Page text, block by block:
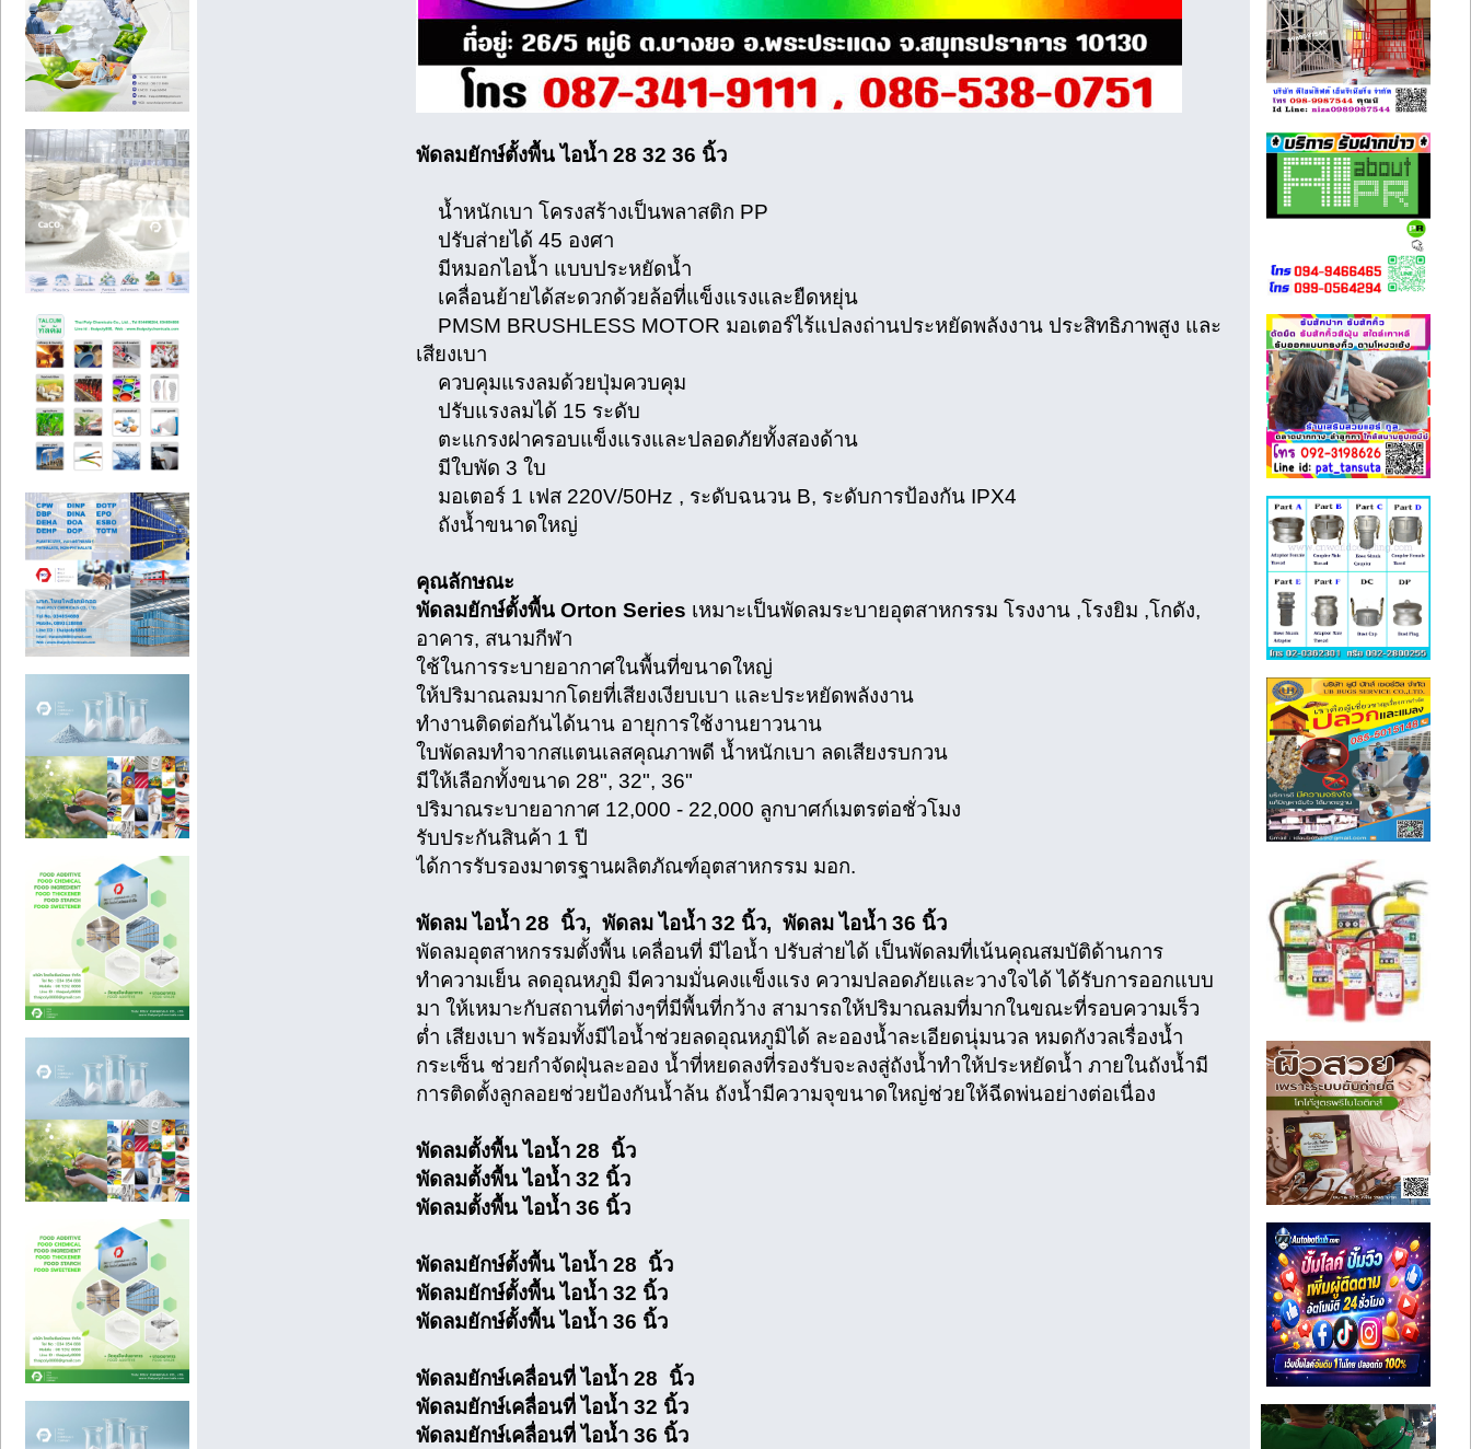
พัดลมยักษ์ตั้งพื้น ไอน้ำ 28 32 36 นิ้ว
น้ำหนักเบา โครงสร้างเป็นพลาสติก PP
ปรับส่ายได้ 45 องศา
มีหมอกไอน้ำ แบบประหยัดน้ำ
เคลื่อนย้ายได้สะดวกด้วยล้อที่แข็งแรงและยืดหยุ่น
PMSM BRUSHLESS MOTOR มอเตอร์ไร้แปลงถ่านประหยัดพลังงาน ประสิทธิภาพสูง และ
เสียงเบา
ควบคุมแรงลมด้วยปุ่มควบคุม
ปรับแรงลมได้ 15 ระดับ
ตะแกรงฝาครอบแข็งแรงและปลอดภัยทั้งสองด้าน
มีใบพัด 3 ใบ
มอเตอร์ 1 เฟส 220V/50Hz , ระดับฉนวน B, ระดับการป้องกัน IPX4
ถังน้ำขนาดใหญ่
คุณลักษณะ
พัดลมยักษ์ตั้งพื้น Orton Series เหมาะเป็นพัดลมระบายอุตสาหกรรม โรงงาน ,โรงยิม ,โกดัง,
อาคาร, สนามกีฬา
ใช้ในการระบายอากาศในพื้นที่ขนาดใหญ่
ให้ปริมาณลมมากโดยที่เสียงเงียบเบา และประหยัดพลังงาน
ทำงานติดต่อกันได้นาน อายุการใช้งานยาวนาน
ใบพัดลมทำจากสแตนเลสคุณภาพดี น้ำหนักเบา ลดเสียงรบกวน
มีให้เลือกทั้งขนาด 28", 32", 36"
ปริมาณระบายอากาศ 12,000 - 22,000 ลูกบาศก์เมตรต่อชั่วโมง
รับประกันสินค้า 1 ปี
ได้การรับรองมาตรฐานผลิตภัณฑ์อุตสาหกรรม มอก.
พัดลม ไอน้ำ 28 นิ้ว, พัดลม ไอน้ำ 32 นิ้ว, พัดลม ไอน้ำ 36 นิ้ว
พัดลมอุตสาหกรรมตั้งพื้น เคลื่อนที่ มีไอน้ำ ปรับส่ายได้ เป็นพัดลมที่เน้นคุณสมบัติด้านการ
ทำความเย็น ลดอุณหภูมิ มีความมั่นคงแข็งแรง ความปลอดภัยและวางใจได้ ได้รับการออกแบบ
มา ให้เหมาะกับสถานที่ต่างๆที่มีพื้นที่กว้าง สามารถให้ปริมาณลมที่มากในขณะที่รอบความเร็ว
ต่ำ เสียงเบา พร้อมทั้งมีไอน้ำช่วยลดอุณหภูมิได้ ละอองน้ำละเอียดนุ่มนวล หมดกังวลเรื่องน้ำ
กระเซ็น ช่วยกำจัดฝุ่นละออง น้ำที่หยดลงที่รองรับจะลงสู่ถังน้ำทำให้ประหยัดน้ำ ภายในถังน้ำมี
การติดตั้งลูกลอยช่วยป้องกันน้ำล้น ถังน้ำมีความจุขนาดใหญ่ช่วยให้ฉีดพ่นอย่างต่อเนื่อง
พัดลมตั้งพื้น ไอน้ำ 28 นิ้ว
พัดลมตั้งพื้น ไอน้ำ 32 นิ้ว
พัดลมตั้งพื้น ไอน้ำ 36 นิ้ว
พัดลมยักษ์ตั้งพื้น ไอน้ำ 28 นิ้ว
พัดลมยักษ์ตั้งพื้น ไอน้ำ 32 นิ้ว
พัดลมยักษ์ตั้งพื้น ไอน้ำ 36 นิ้ว
พัดลมยักษ์เคลื่อนที่ ไอน้ำ 28 นิ้ว
พัดลมยักษ์เคลื่อนที่ ไอน้ำ 32 นิ้ว
พัดลมยักษ์เคลื่อนที่ ไอน้ำ 36 นิ้ว